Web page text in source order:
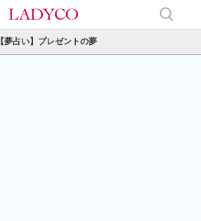
【夢占い】プレゼントの夢